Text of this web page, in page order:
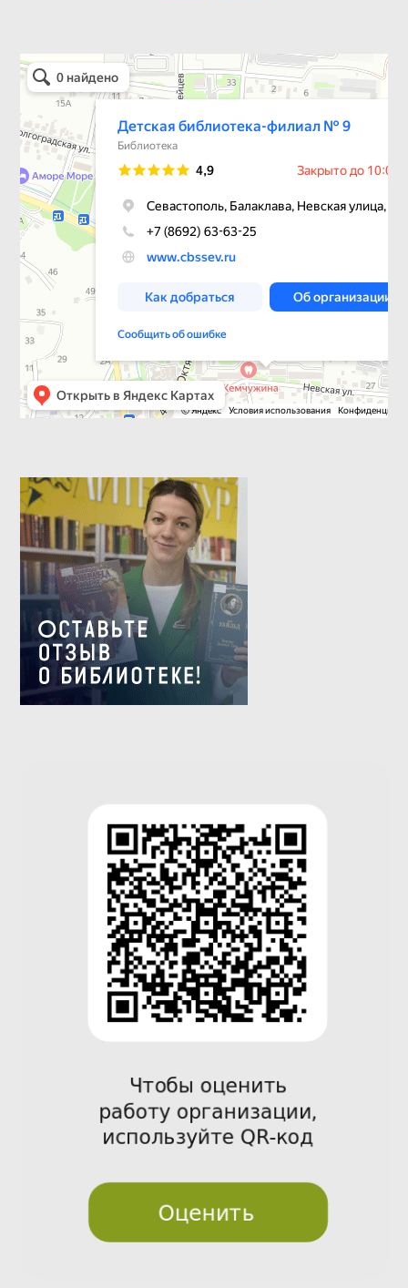
Детская библиотека-филиал № 9
Библиотека в Севастополе